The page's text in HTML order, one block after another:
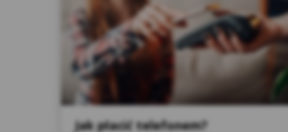
Jak płacić telefonem?